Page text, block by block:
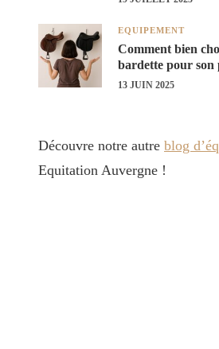
EQUIPEMENT
Comment bien
bardette pour son
13 JUIN 2025
Découvre notre autre blog
Equitation Auvergne !